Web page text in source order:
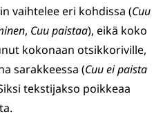
vaihtelee eri kohdissa (Cuu
, Cuu paistaa), eikä koko
kokonaan otsikkoriville,
sarakkeessa (Cuu ei paista
tekstijakso poikkeaa